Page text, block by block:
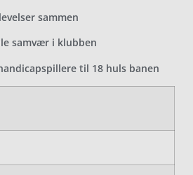
sammen
samvær i klubben
til 18 huls banen